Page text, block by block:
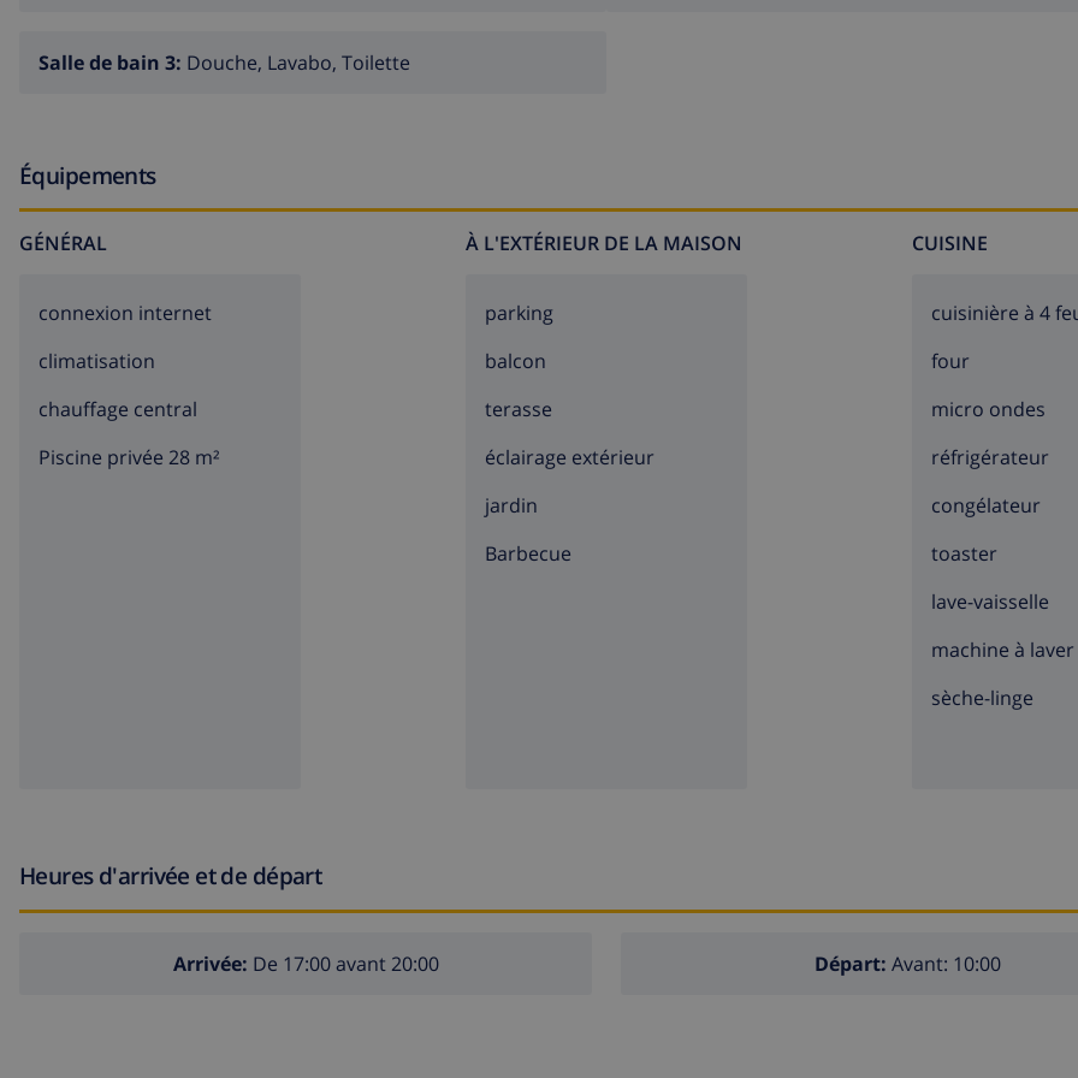
Salle de bain 3: Douche, Lavabo, Toilette
Équipements
GÉNÉRAL
connexion internet
climatisation
chauffage central
Piscine privée 28 m²
À L'EXTÉRIEUR DE LA MAISON
parking
balcon
terasse
éclairage extérieur
jardin
barbecue
CUISINE
cuisinière à 4
four
micro ondes
réfrigérateur
congélateur
toaster
lave-vaisselle
machine à laver
sèche-linge
Heures d'arrivée et de départ
Arrivée: De 17:00 avant 20:00 Départ: Avant: 10:00